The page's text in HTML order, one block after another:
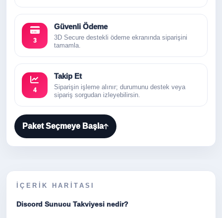
3
Güvenli Ödeme
3D Secure destekli ödeme ekranında siparişini
tamamla.
4
Takip Et
Siparişin işleme alınır; durumunu destek veya
sipariş sorgudan izleyebilirsin.
Paket Seçmeye Başla
İÇERIK HARITASI
Discord Sunucu Takviyesi nedir?